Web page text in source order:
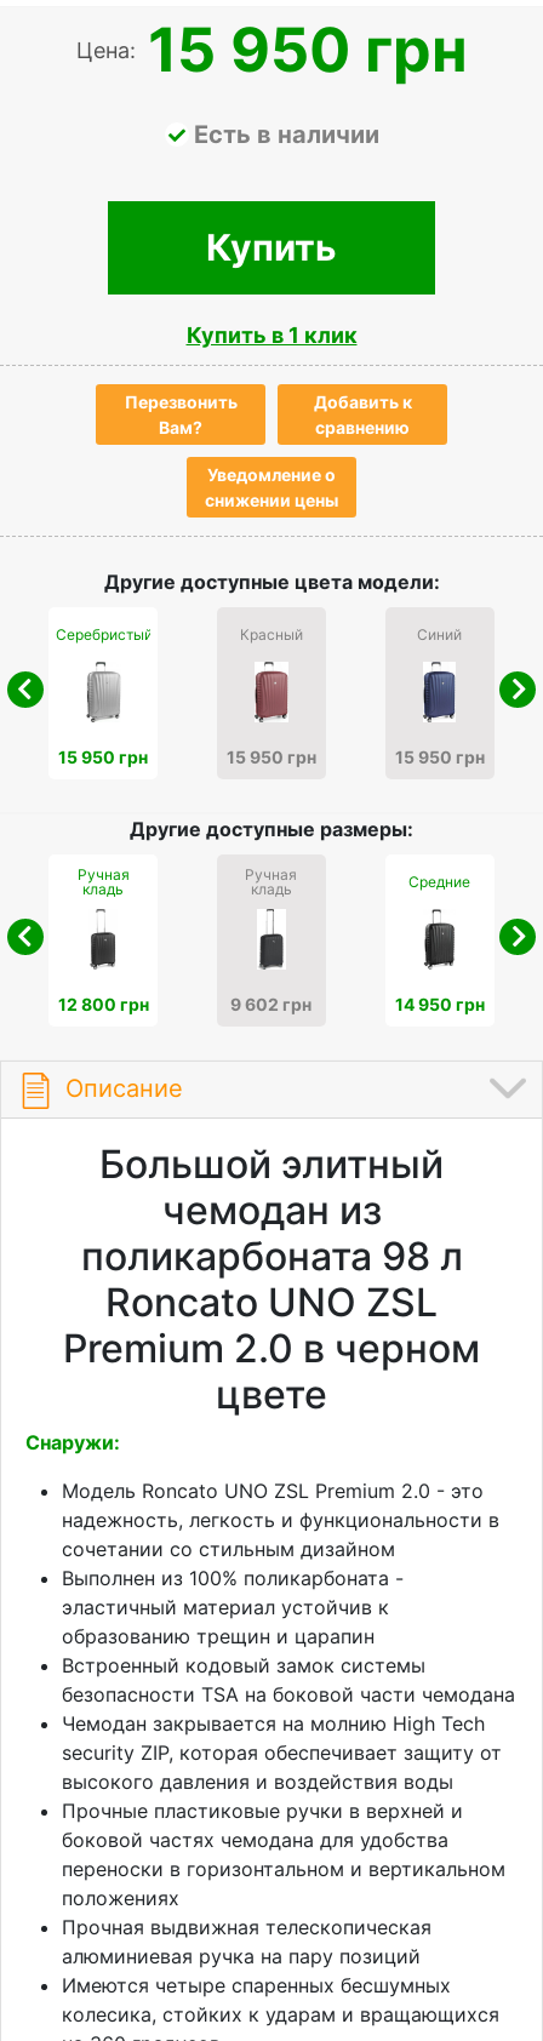
Цена: 15 950 грн
Есть в наличии
Купить
Купить в 1 клик
Перезвонить
Вам?
Добавить к
сравнению
Уведомление о
снижении цены
Другие доступные цвета модели:
Серебристый
15 950 грн
Красный
15 950 грн
Синий
15 950 грн
Другие доступные размеры:
Ручная
кладь
12 800 грн
Ручная
кладь
9 602 грн
Средние
14 950 грн
Описание
Большой элитный
чемодан из
поликарбоната 98 л
Roncato UNO ZSL
Premium 2.0 в черном
цвете
Снаружи:
Модель Roncato UNO ZSL Premium 2.0 - это
надежность, легкость и функциональности в
сочетании со стильным дизайном
Выполнен из 100% поликарбоната -
эластичный материал устойчив к
образованию трещин и царапин
Встроенный кодовый замок системы
безопасности TSA на боковой части чемодана
Чемодан закрывается на молнию High Tech
security ZIP, которая обеспечивает защиту от
высокого давления и воздействия воды
Прочные пластиковые ручки в верхней и
боковой частях чемодана для удобства
переноски в горизонтальном и вертикальном
положениях
Прочная выдвижная телескопическая
алюминиевая ручка на пару позиций
Имеются четыре спаренных бесшумных
колесика, стойких к ударам и вращающихся